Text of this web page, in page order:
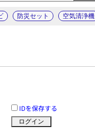
防災セット 空気清浄機
IDを保存する